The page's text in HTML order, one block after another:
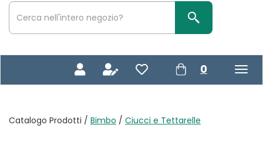
Cerca
Prodotto
Cerca Prodotto
0 prodotti
inseriti
Catalogo Prodotti / Bimbo / Ciucci e Tettarelle